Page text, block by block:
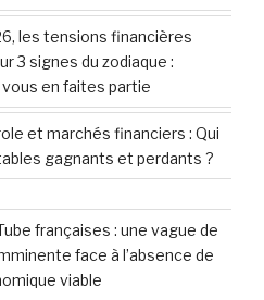
les tensions financières
3 signes du zodiaque :
en faites partie
et marchés financiers : Qui
gagnants et perdants ?
françaises : une vague de
face à l’absence de
viable